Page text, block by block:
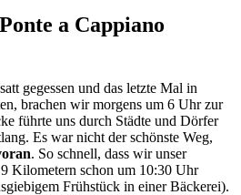
a Cappiano
gegessen und das letzte Mal in
brachen wir morgens um 6 Uhr zur
führte uns durch Städte und Dörfer
Es war nicht der schönste Weg,
. So schnell, dass wir unser
Kilometern schon um 10:30 Uhr
Frühstück in einer Bäckerei).